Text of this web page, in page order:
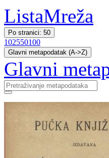
ListaMreža
Po stranici: 50
102550100
Glavni metapodatak (A->Z)
Glavni